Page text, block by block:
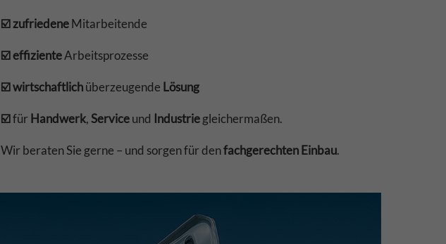
☑️ zufriedeneMitarbeitende
☑️ effizienteArbeitsprozesse
☑️ wirtschaftlichüberzeugende Lösung
☑️für Handwerk, Serviceund Industriegleichermaßen.
Wir beraten Sie gerne – und sorgen für denfachgerechten Einbau.